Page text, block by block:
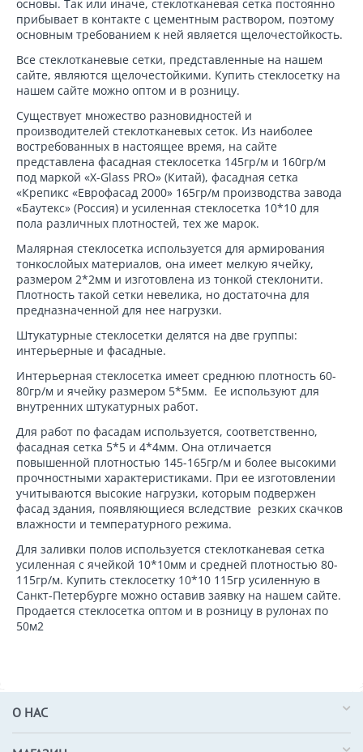
основы. Так или иначе, стеклотканевая сетка постоянно
прибывает в контакте с цементным раствором, поэтому
основным требованием к ней является щелочестойкость.
Все стеклотканевые сетки, представленные на нашем
сайте, являются щелочестойкими. Купить стеклосетку на
нашем сайте можно оптом и в розницу.
Существует множество разновидностей и
производителей стеклотканевых сеток. Из наиболее
востребованных в настоящее время, на сайте
представлена фасадная стеклосетка 145гр/м и 160гр/м
под маркой «X-Glass PRO» (Китай), фасадная сетка
«Крепикс «Еврофасад 2000» 165гр/м производства завода
«Баутекс» (Россия) и усиленная стеклосетка 10*10 для
пола различных плотностей, тех же марок.
Малярная стеклосетка используется для армирования
тонкослойых материалов, она имеет мелкую ячейку,
размером 2*2мм и изготовлена из тонкой стеклонити.
Плотность такой сетки невелика, но достаточна для
предназначенной для нее нагрузки.
Штукатурные стеклосетки делятся на две группы:
интерьерные и фасадные.
Интерьерная стеклосетка имеет среднюю плотность 60-
80гр/м и ячейку размером 5*5мм. Ее используют для
внутренних штукатурных работ.
Для работ по фасадам используется, соответственно,
фасадная сетка 5*5 и 4*4мм. Она отличается
повышенной плотностью 145-165гр/м и более высокими
прочностными характеристиками. При ее изготовлении
учитываются высокие нагрузки, которым подвержен
фасад здания, появляющиеся вследствие резких скачков
влажности и температурного режима.
Для заливки полов используется стеклотканевая сетка
усиленная с ячейкой 10*10мм и средней плотностью 80-
115гр/м. Купить стеклосетку 10*10 115гр усиленную в
Санкт-Петербурге можно оставив заявку на нашем сайте.
Продается стеклосетка оптом и в розницу в рулонах по
50м2
О НАС